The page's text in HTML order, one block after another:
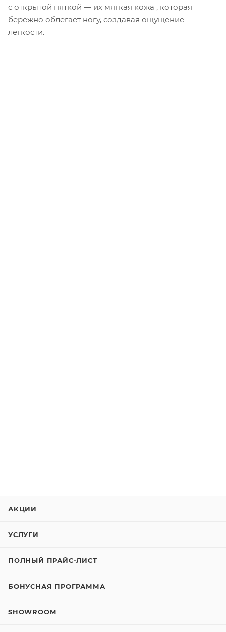
с открытой пяткой — их мягкая кожа , которая
бережно облегает ногу, создавая ощущение
легкости.
АКЦИИ
УСЛУГИ
ПОЛНЫЙ ПРАЙС-ЛИСТ
БОНУСНАЯ ПРОГРАММА
SHOWROOM